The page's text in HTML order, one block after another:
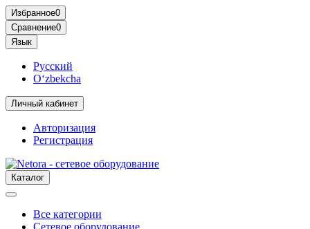
Избранное0
Сравнение0
Язык
Русский
O‘zbekcha
Личный кабинет
Авторизация
Регистрация
Каталог
Все категории
Сетевое оборудование